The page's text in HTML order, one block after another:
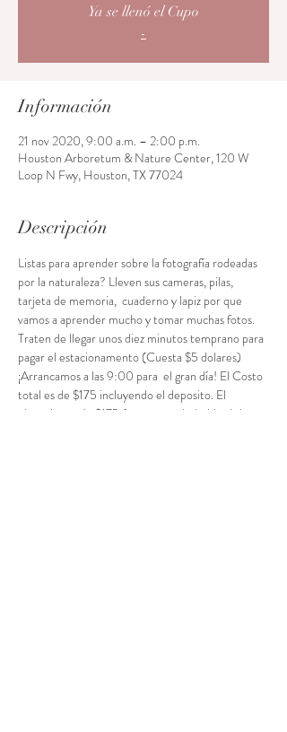
Ya se llenó el Cupo
-
Información
21 nov 2020, 9:00 a.m. – 2:00 p.m.
Houston Arboretum & Nature Center, 120 W
Loop N Fwy, Houston, TX 77024
Descripción
Listas para aprender sobre la fotografía rodeadas
por la naturaleza? Lleven sus cameras, pilas,
tarjeta de memoria,  cuaderno y lapiz por que
vamos a aprender mucho y tomar muchas fotos.
Traten de llegar unos diez minutos temprano para
pagar el estacionamento (Cuesta $5 dolares)
¡Arrancamos a las 9:00 para  el gran día! El Costo
total es de $175 incluyendo el deposito. El
deposito es de $175 (no es reembolsable si tiene